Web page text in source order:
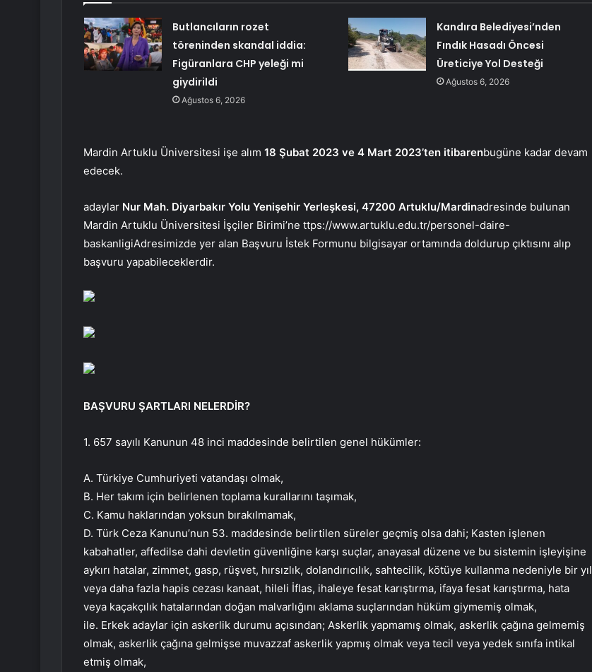
Butlancıların rozet
töreninden skandal iddia:
Figüranlara CHP yeleği mi
giydirildi
Ağustos 6, 2026
Kandıra Belediyesi’nden
Fındık Hasadı Öncesi
Üreticiye Yol Desteği
Ağustos 6, 2026
Mardin Artuklu Üniversitesi işe alım 18 Şubat 2023 ve 4 Mart 2023’ten itibarenbugüne kadar devam
edecek.
adaylar Nur Mah. Diyarbakır Yolu Yenişehir Yerleşkesi, 47200 Artuklu/Mardinadresinde bulunan
Mardin Artuklu Üniversitesi İşçiler Birimi’ne ttps://www.artuklu.edu.tr/personel-daire-
baskanligiAdresimizde yer alan Başvuru İstek Formunu bilgisayar ortamında doldurup çıktısını alıp
başvuru yapabileceklerdir.
BAŞVURU ŞARTLARI NELERDİR?
1. 657 sayılı Kanunun 48 inci maddesinde belirtilen genel hükümler:
A. Türkiye Cumhuriyeti vatandaşı olmak,
B. Her takım için belirlenen toplama kurallarını taşımak,
C. Kamu haklarından yoksun bırakılmamak,
D. Türk Ceza Kanunu’nun 53. maddesinde belirtilen süreler geçmiş olsa dahi; Kasten işlenen
kabahatler, affedilse dahi devletin güvenliğine karşı suçlar, anayasal düzene ve bu sistemin işleyişine
aykırı hatalar, zimmet, gasp, rüşvet, hırsızlık, dolandırıcılık, sahtecilik, kötüye kullanma nedeniyle bir yıl
veya daha fazla hapis cezası kanaat, hileli İflas, ihaleye fesat karıştırma, ifaya fesat karıştırma, hata
veya kaçakçılık hatalarından doğan malvarlığını aklama suçlarından hüküm giymemiş olmak,
ile. Erkek adaylar için askerlik durumu açısından; Askerlik yapmamış olmak, askerlik çağına gelmemiş
olmak, askerlik çağına gelmişse muvazzaf askerlik yapmış olmak veya tecil veya yedek sınıfa intikal
etmiş olmak,